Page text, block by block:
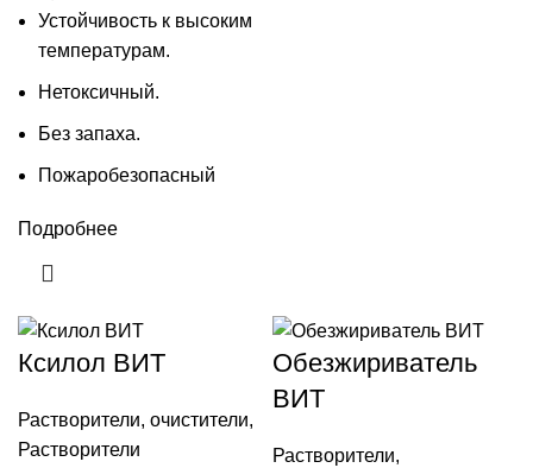
Устойчивость к высоким
температурам.
Нетоксичный.
Без запаха.
Пожаробезопасный
Подробнее
Ксилол ВИТ
Растворители, очистители,
Растворители
Обезжириватель
ВИТ
Растворители,